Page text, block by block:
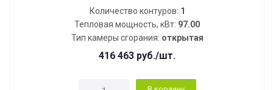
Количество контуров: 1
Тепловая мощность, кВт: 97.00
Тип камеры сгорания: открытая
416 463 руб./шт.